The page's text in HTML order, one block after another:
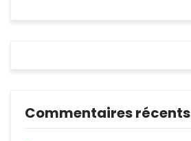
Commentaires récents